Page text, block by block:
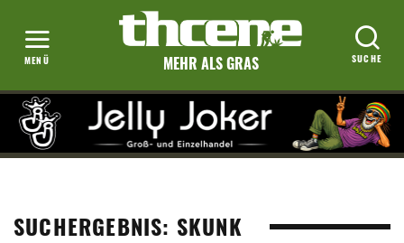
MEHR ALS GRAS
SUCHERGEBNIS: SKUNK